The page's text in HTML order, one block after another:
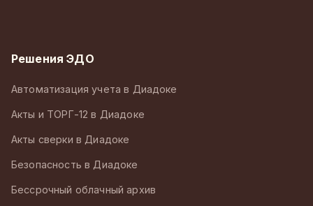
Решения ЭДО
Автоматизация учета в Диадоке
Акты и ТОРГ-12 в Диадоке
Акты сверки в Диадоке
Безопасность в Диадоке
Бессрочный облачный архив